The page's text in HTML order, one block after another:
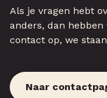
Als je vragen hebt
anders, dan
contact op, we
Naar